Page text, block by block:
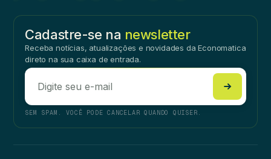
Cadastre-se na newsletter
Receba notícias, atualizações e novidades da Economatica
direto na sua caixa de entrada.
SEM SPAM. VOCÊ PODE CANCELAR QUANDO QUISER.